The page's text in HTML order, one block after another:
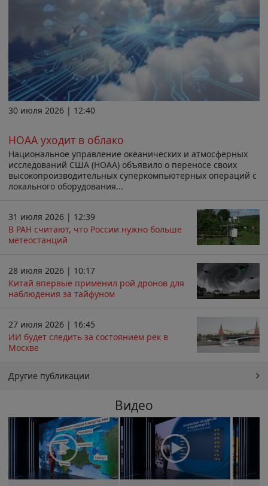
30 июля 2026 | 12:40
НОАА уходит в облако
Национальное управление океанических и атмосферных
исследований США (НОАА) объявило о переносе своих
высокопроизводительных суперкомпьютерных операций с
локального оборудования...
31 июля 2026 | 12:39
В РАН считают, что России нужно больше
метеостанций
28 июля 2026 | 10:17
Китай впервые применил рой дронов для
наблюдения за тайфуном
27 июля 2026 | 16:45
ИИ будет следить за состоянием рек в
Москве
Другие публикации
Видео